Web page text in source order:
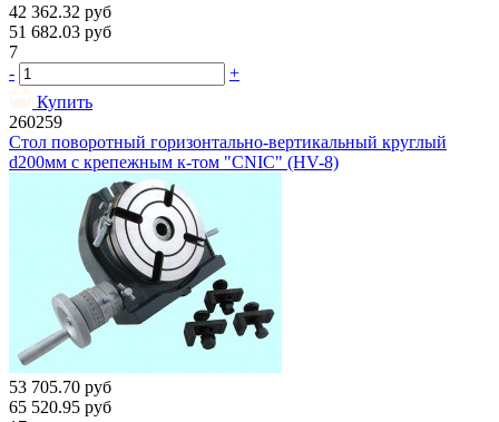
42 362.32 руб
51 682.03 руб
7
-
+
Купить
260259
Стол поворотный горизонтально-вертикальный круглый
d200мм с крепежным к-том "CNIC" (HV-8)
53 705.70 руб
65 520.95 руб